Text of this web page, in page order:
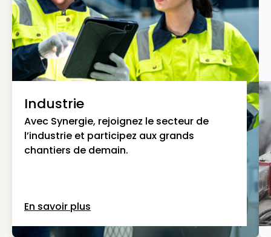
Industrie
Avec Synergie, rejoignez le secteur de
l’industrie et participez aux grands
chantiers de demain.
En savoir plus